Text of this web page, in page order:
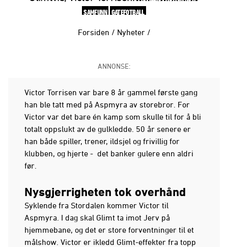
SAMFUNN GATEFOTBALL
Forsiden / Nyheter /
ANNONSE:
Victor Torrisen var bare 8 år gammel første gang
han ble tatt med på Aspmyra av storebror. For
Victor var det bare én kamp som skulle til for å bli
totalt oppslukt av de gulkledde. 50 år senere er
han både spiller, trener, ildsjel og frivillig for
klubben, og hjerte - det banker gulere enn aldri
før.
Nysgjerrigheten tok overhånd
Syklende fra Stordalen kommer Victor til
Aspmyra. I dag skal Glimt ta imot Jerv på
hjemmebane, og det er store forventninger til et
målshow. Victor er ikledd Glimt-effekter fra topp